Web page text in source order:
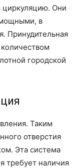
циркуляцию. Они
в
Принудительная
городской
Таким
отверстия
Эта система
требует наличия